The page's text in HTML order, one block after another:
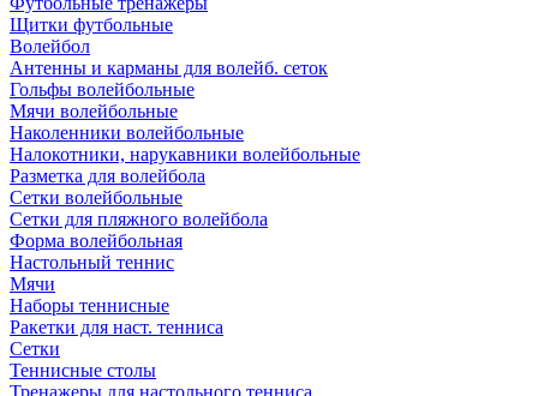
Щитки футбольные
Волейбол
Антенны и карманы для волейб. сеток
Гольфы волейбольные
Мячи волейбольные
Наколенники волейбольные
Налокотники, нарукавники волейбольные
Разметка для волейбола
Сетки волейбольные
Сетки для пляжного волейбола
Форма волейбольная
Настольный теннис
Мячи
Наборы теннисные
Ракетки для наст. тенниса
Сетки
Теннисные столы
Тренажеры для настольного тенниса